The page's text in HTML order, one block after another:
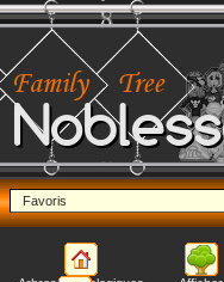
Favoris